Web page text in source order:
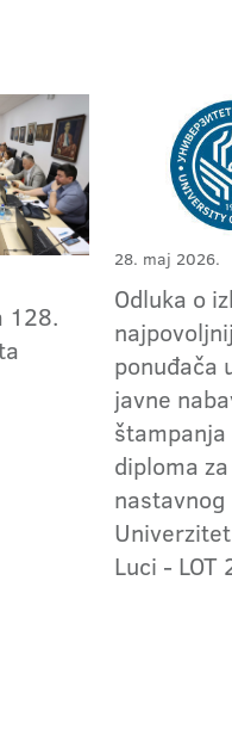
128.
28. maj 2026.
Odluka o
ponuđača
javne
diploma
Luci - LOT